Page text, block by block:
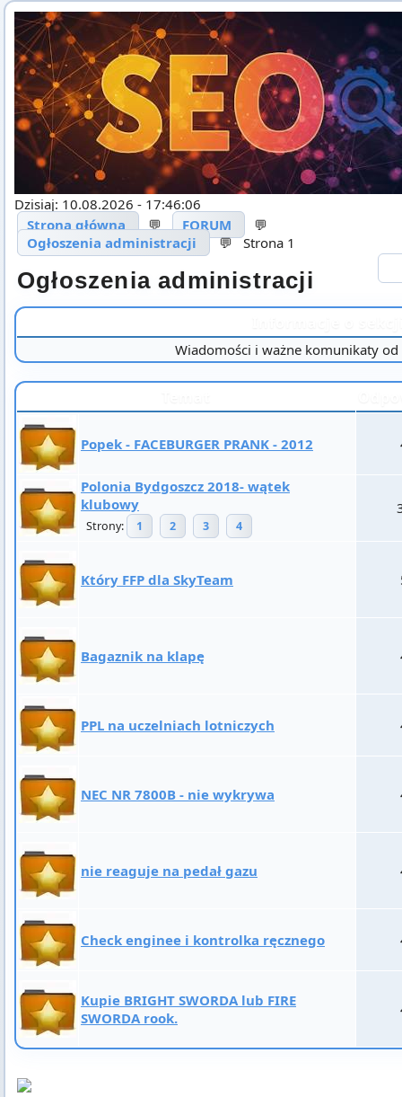
Dzisiaj: 10.08.2026 - 17:46:06
Strona główna
💬 FORUM
💬
Ogłoszenia administracji
💬Strona 1
Ogłoszenia administracji
Wiadomości i ważne komunikaty
Popek - FACEBURGER PRANK - 2012
Polonia Bydgoszcz 2018- wątek
klubowy
Strony: 1 2 3 4
Który FFP dla SkyTeam
Bagaznik na klapę
PPL na uczelniach lotniczych
NEC NR 7800B - nie wykrywa
nie reaguje na pedał gazu
Check enginee i kontrolka ręcznego
Kupie BRIGHT SWORDA lub FIRE
SWORDA rook.